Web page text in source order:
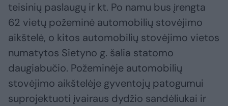
teisinių paslaugų ir kt. Po namu bus įrengta
62 vietų požeminė automobilių stovėjimo
aikštelė, o kitos automobilių stovėjimo vietos
numatytos Sietyno g. šalia statomo
daugiabučio. Požeminėje automobilių
stovėjimo aikštelėje gyventojų patogumui
suprojektuoti įvairaus dydžio sandėliukai ir